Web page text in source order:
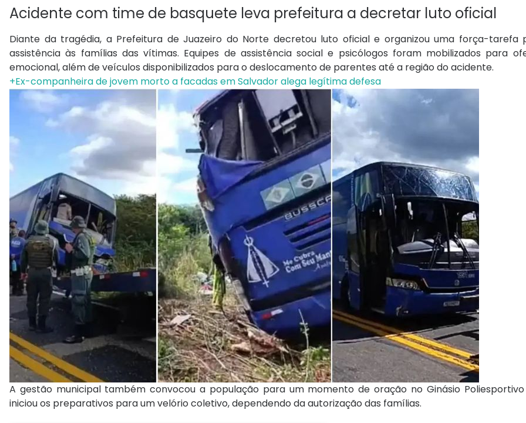
Acidente com time de basquete leva prefeitura a decretar luto oficial
Diante da tragédia, a Prefeitura de Juazeiro do Norte decretou luto oficial e organizou uma força-tarefa
assistência às famílias das vítimas. Equipes de assistência social e psicólogos foram mobilizados para
emocional, além de veículos disponibilizados para o deslocamento de parentes até a região do acidente.
+Ex-companheira de jovem morto a facadas em Salvador alega legítima defesa
A gestão municipal também convocou a população para um momento de oração no Ginásio
iniciou os preparativos para um velório coletivo, dependendo da autorização das famílias.